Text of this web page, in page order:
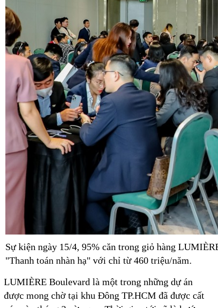
Sự kiện ngày 15/4, 95% căn trong giỏ hàng
"Thanh toán nhàn hạ" với chỉ từ 460 triệu/năm.
LUMIÈRE Boulevard là một trong những dự án
được mong chờ tại khu Đông TP.HCM đã được cất